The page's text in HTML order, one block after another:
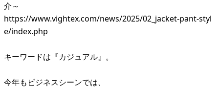
介～
https://www.vightex.com/news/2025/02_jacket-pant-styl
e/index.php
キーワードは『カジュアル』。
今年もビジネスシーンでは、